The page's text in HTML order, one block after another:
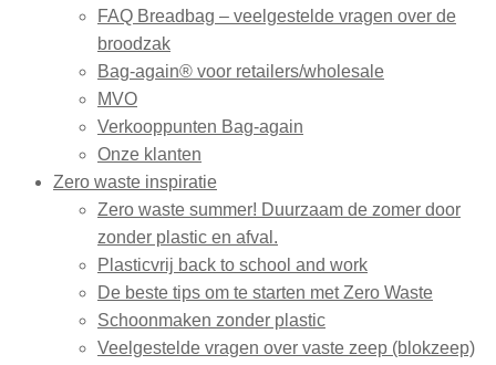
FAQ Breadbag – veelgestelde vragen over de
broodzak
Bag-again® voor retailers/wholesale
MVO
Verkooppunten Bag-again
Onze klanten
Zero waste inspiratie
Zero waste summer! Duurzaam de zomer door
zonder plastic en afval.
Plasticvrij back to school and work
De beste tips om te starten met Zero Waste
Schoonmaken zonder plastic
Veelgestelde vragen over vaste zeep (blokzeep)